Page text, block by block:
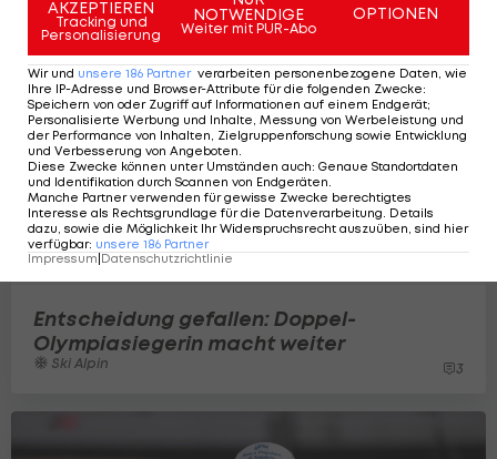
Entscheidung gefallen: Doppel-
Olympiasiegerin macht weiter
Ski Alpin 3
AKZEPTIEREN
Tracking und
Personalisierung
NOTWENDIGE
Weiter mit PUR-Abo
OPTIONEN
Wir und unsere 186 Partner verarbeiten personenbezogene Daten, wie
Ihre IP-Adresse und Browser-Attribute für die folgenden Zwecke:
Speichern von oder Zugriff auf Informationen auf einem Endgerät;
Personalisierte Werbung und Inhalte, Messung von Werbeleistung und
der Performance von Inhalten, Zielgruppenforschung sowie Entwicklung
und Verbesserung von Angeboten.
Diese Zwecke können unter Umständen auch: Genaue Standortdaten
und Identifikation durch Scannen von Endgeräten.
Manche Partner verwenden für gewisse Zwecke berechtigtes
Interesse als Rechtsgrundlage für die Datenverarbeitung. Details
dazu, sowie die Möglichkeit Ihr Widerspruchsrecht auszuüben, sind hier
verfügbar: unsere 186 Partner
Impressum Datenschutzrichtlinie